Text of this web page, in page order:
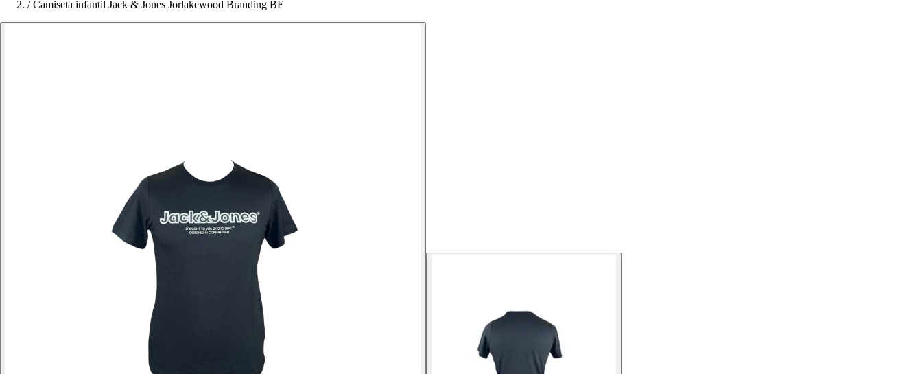
/ Camiseta infantil Jack & Jones Jorlakewood Branding BF